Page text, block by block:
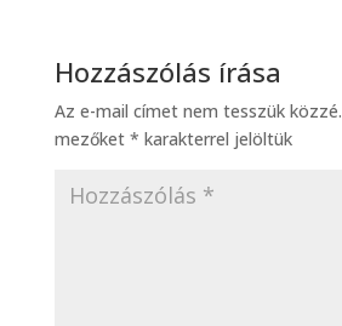
Hozzászólás írása
Az e-mail címet nem tesszük közzé.
mezőket * karakterrel jelöltük